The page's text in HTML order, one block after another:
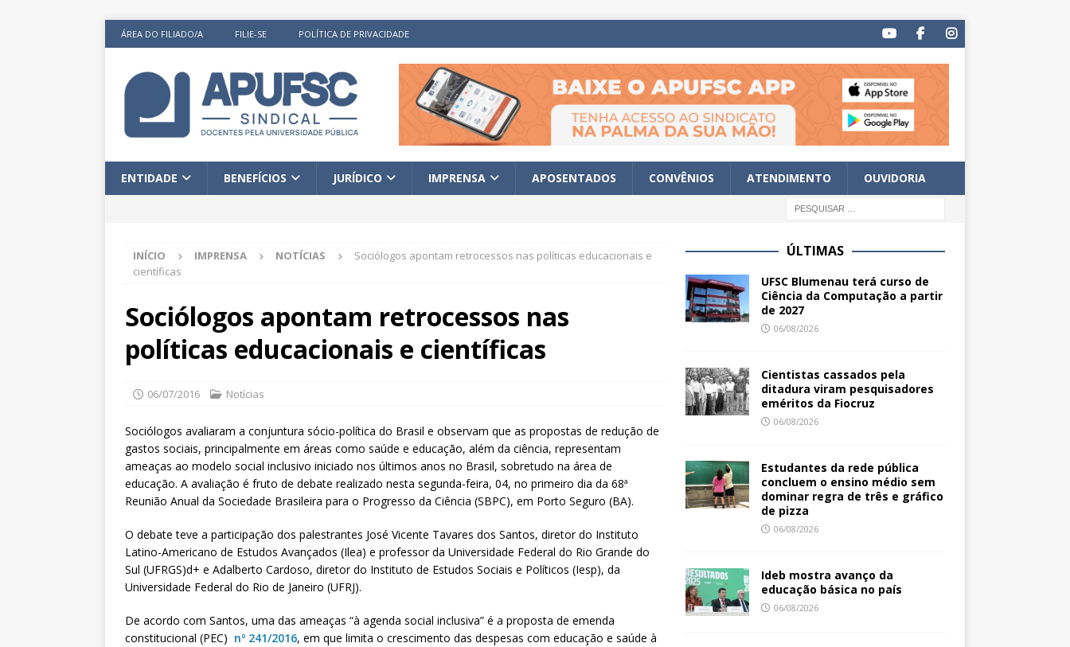
ÁREA DO FILIADO/A FILIE-SE POLÍTICA DE PRIVACIDADE
ENTIDADE BENEFÍCIOS JURÍDICO IMPRENSA APOSENTADOS CONVÊNIOS ATENDIMENTO OUVIDORIA
INÍCIO IMPRENSA NOTÍCIAS
Sociólogos apontam retrocessos nas políticas educacionais e
científicas
Sociólogos apontam retrocessos nas
políticas educacionais e científicas
06/07/2016 Notícias
Sociólogos avaliaram a conjuntura sócio-política do Brasil e observam que as propostas de redução de
gastos sociais, principalmente em áreas como saúde e educação, além da ciência, representam
ameaças ao modelo social inclusivo iniciado nos últimos anos no Brasil, sobretudo na área de
educação. A avaliação é fruto de debate realizado nesta segunda-feira, 04, no primeiro dia da 68ª
Reunião Anual da Sociedade Brasileira para o Progresso da Ciência (SBPC), em Porto Seguro (BA).
O debate teve a participação dos palestrantes José Vicente Tavares dos Santos, diretor do Instituto
Latino-Americano de Estudos Avançados (Ilea) e professor da Universidade Federal do Rio Grande do
Sul (UFRGS)d+ e Adalberto Cardoso, diretor do Instituto de Estudos Sociais e Políticos (Iesp), da
Universidade Federal do Rio de Janeiro (UFRJ).
De acordo com Santos, uma das ameaças “à agenda social inclusiva” é a proposta de emenda
constitucional (PEC) nº 241/2016, em que limita o crescimento das despesas com educação e saúde à
ÚLTIMAS
UFSC Blumenau terá curso de
Ciência da Computação a partir
de 2027
06/08/2026
Cientistas cassados pela
ditadura viram pesquisadores
eméritos da Fiocruz
06/08/2026
Estudantes da rede pública
concluem o ensino médio sem
dominar regra de três e gráfico
de pizza
06/08/2026
Ideb mostra avanço da
educação básica no país
06/08/2026